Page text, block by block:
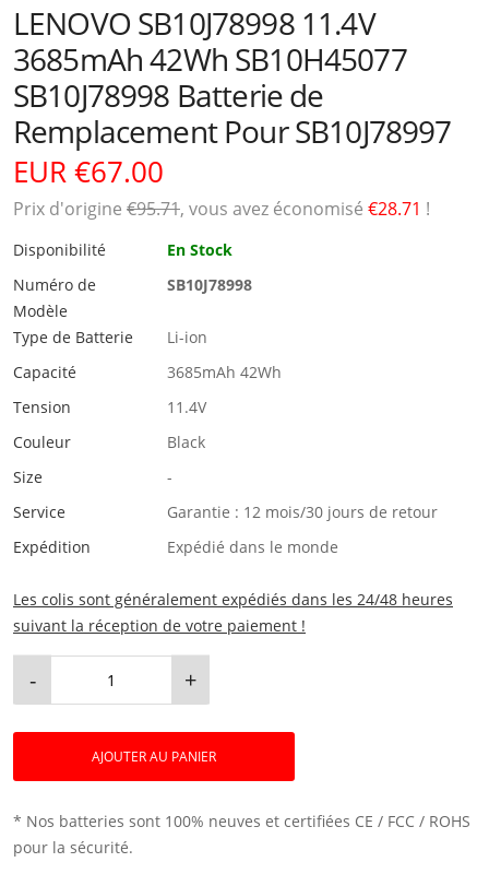
LENOVO SB10J78998 11.4V
3685mAh 42Wh SB10H45077
SB10J78998 Batterie de
Remplacement Pour SB10J78997
EUR €67.00
Prix ​​d'origine €95.71, vous avez économisé €28.71 !
Disponibilité
En Stock
Numéro de
Modèle
SB10J78998
Type de Batterie
Li-ion
Capacité
3685mAh 42Wh
Tension
11.4V
Couleur
Black
Size
-
Service
Garantie : 12 mois/30 jours de retour
Expédition
Expédié dans le monde
Les colis sont généralement expédiés dans les 24/48 heures
suivant la réception de votre paiement !
- +
AJOUTER AU PANIER
* Nos batteries sont 100% neuves et certifiées CE / FCC / ROHS
pour la sécurité.